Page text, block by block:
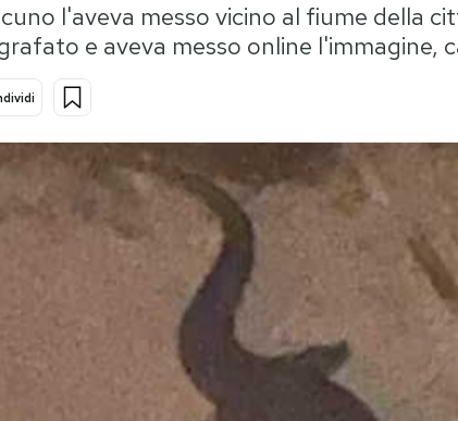
l'aveva messo vicino al fiume della
e aveva messo online l'immagine,